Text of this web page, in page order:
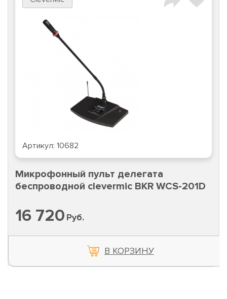
Артикул: 10682
Микрофонный пульт делегата
беспроводной clevermic BKR WCS-201D
16 720 Руб.
В КОРЗИНУ